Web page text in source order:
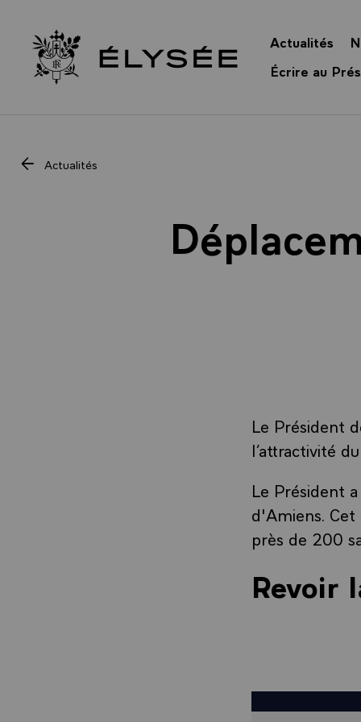
Retour à l’accueil Élysée
Actualités
Écrire au
Actualités
Le Président
l’attractivité
Le Président
d'Amiens. Cet
près de 200
Revoir